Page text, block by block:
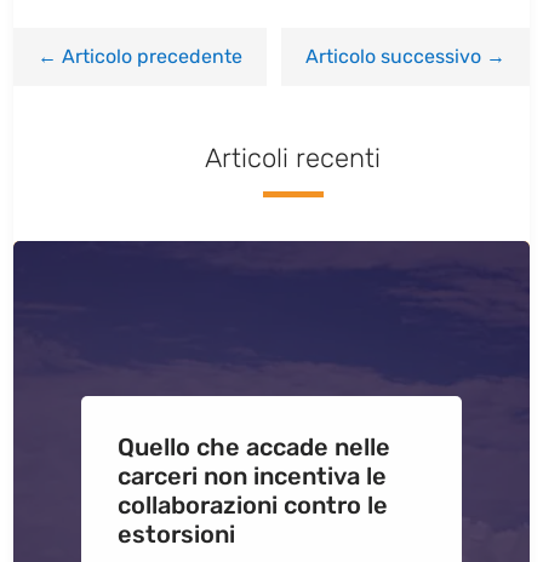
←Articolo precedente Articolo successivo→
Articoli recenti
Quello che accade nelle
carceri non incentiva le
collaborazioni contro le
estorsioni